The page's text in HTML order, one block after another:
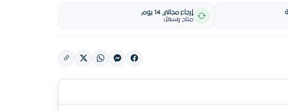
إرجاع مجاني 14 يوم
متاح وسهل